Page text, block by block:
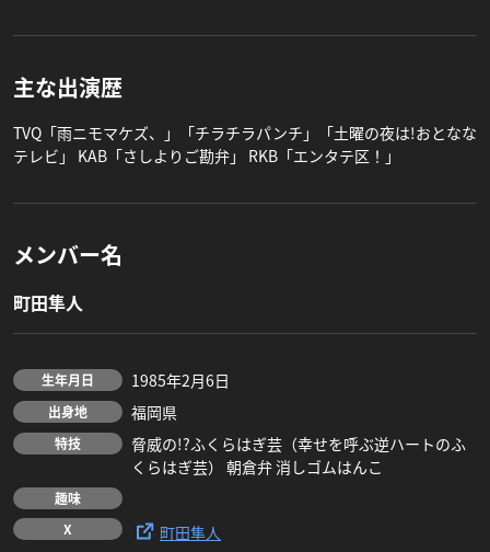
主な出演歴
TVQ「雨ニモマケズ、」「チラチラパンチ」「土曜の夜は!おとなな
テレビ」 KAB「さしよりご勘弁」 RKB「エンタテ区！」
メンバー名
町田隼人
生年月日 1985年2月6日
出身地 福岡県
特技
脅威の!?ふくらはぎ芸（幸せを呼ぶ逆ハートのふ
くらはぎ芸） 朝倉弁 消しゴムはんこ
趣味
X
町田隼人